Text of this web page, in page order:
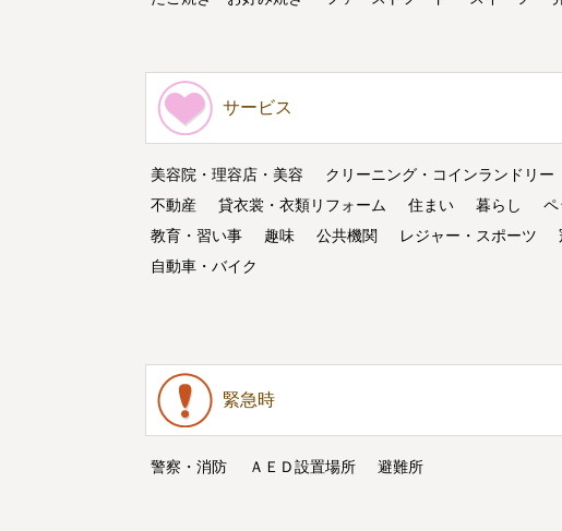
サービス
美容院・理容店・美容 クリーニング・コインランドリー
不動産
貸衣裳・衣類リフォーム 住まい 暮らし
ペ
教育・習い事
趣味 公共機関 レジャー・スポーツ
自動車・バイク
緊急時
警察・消防 ＡＥＤ設置場所 避難所